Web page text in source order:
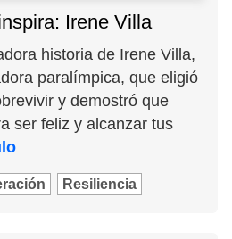
Irene Villa
historia de Irene Villa,
paralímpica, que eligió
y demostró que
ser feliz y alcanzar tus
Resiliencia